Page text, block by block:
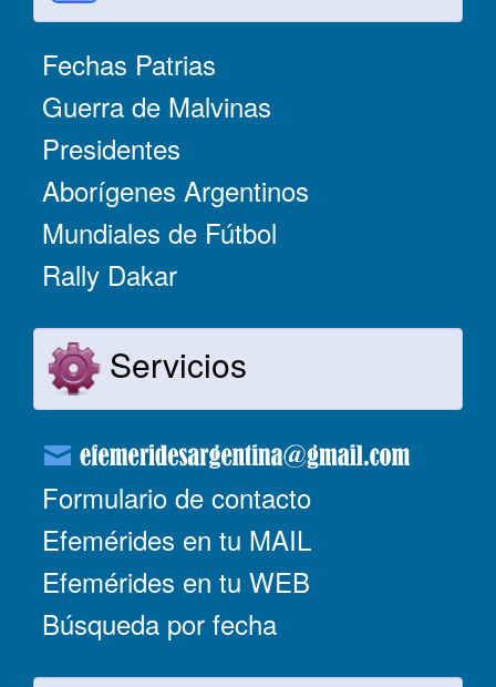
Fechas Patrias
Guerra de Malvinas
Presidentes
Aborígenes Argentinos
Mundiales de Fútbol
Rally Dakar
Servicios
Formulario de contacto
Efemérides en tu MAIL
Efemérides en tu WEB
Búsqueda por fecha